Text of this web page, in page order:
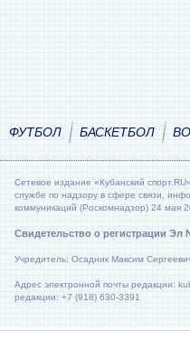
ФУТБОЛ БАСКЕТБОЛ
Сетевое издание «Кубанский
службе по надзору в сфере связи,
коммуникаций (Роскомнадзор) 24 мая
Свидетельство о регистрации Эл
Учредитель: Осадник Максим
Адрес электронной почты редакции:
редакции: +7 (918) 630-3391